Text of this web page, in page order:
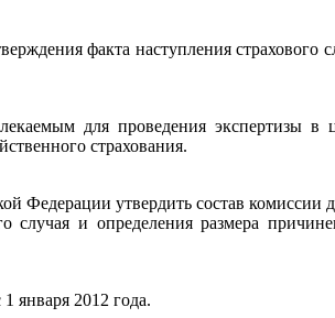
факта наступления страхового
для проведения экспертизы в
страхования.
Федерации утвердить состав
случая и определения размера
января 2012 года.